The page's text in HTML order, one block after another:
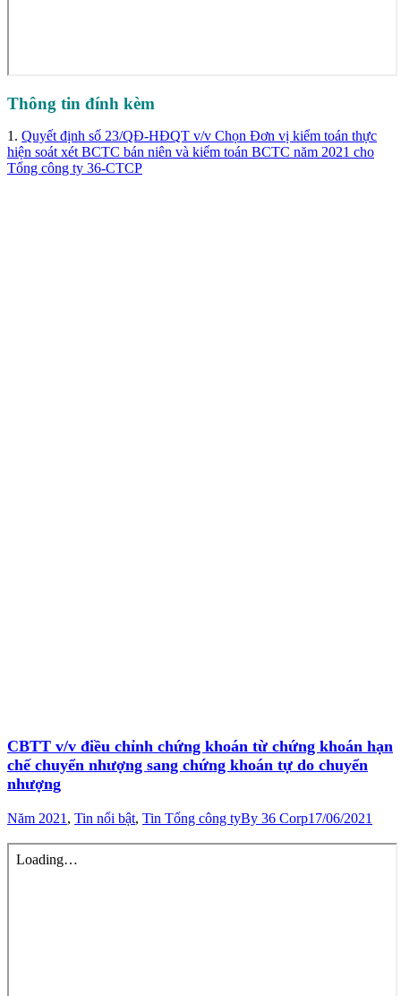
Thông tin đính kèm
1. Quyết định số 23/QĐ-HĐQT v/v Chọn Đơn vị kiểm toán thực
hiện soát xét BCTC bán niên và kiểm toán BCTC năm 2021 cho
Tổng công ty 36-CTCP
CBTT v/v điều chỉnh chứng khoán từ chứng khoán hạn
chế chuyển nhượng sang chứng khoán tự do chuyển
nhượng
Năm 2021 , Tin nổi bật, Tin Tổng công tyBy 36 Corp17/06/2021